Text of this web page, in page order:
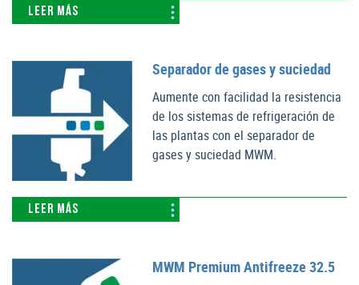
LEER MÁS
Separador de gases y suciedad
Aumente con facilidad la resistencia
de los sistemas de refrigeración de
las plantas con el separador de
gases y suciedad MWM.
LEER MÁS
MWM Premium Antifreeze 32.5